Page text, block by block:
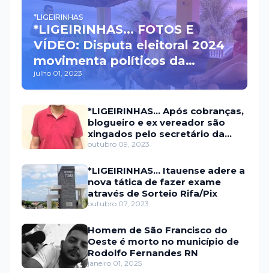
*LIGEIRINHAS
*LIGEIRINHAS... FOTOS E
VÍDEO: Disputa eleitoral 2024
movimenta políticos da
oposição em Itaú na escolha
do candidato a prefeito
julho 01, 2023
*LIGEIRINHAS... Após cobranças,
blogueiro e ex vereador são
xingados pelo secretário da
prefeitura de Itaú
outubro 09, 2023
*LIGEIRINHAS... Itauense adere a
nova tática de fazer exame
através de Sorteio Rifa/Pix
outubro 07, 2023
Homem de São Francisco do
Oeste é morto no município de
Rodolfo Fernandes RN
janeiro 01, 2025